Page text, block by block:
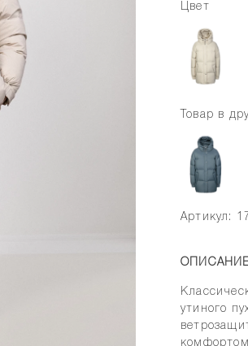
Цвет
Товар в
Артикул:
утиного